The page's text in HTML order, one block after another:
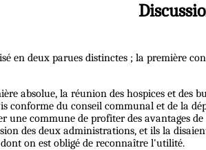
en deux parues distinctes ; la première
absolue, la réunion des hospices et
conforme du conseil communal et de la
commune de profiter des avantages
des deux administrations, et ils la
on est obligé de reconnaître l'utilité.